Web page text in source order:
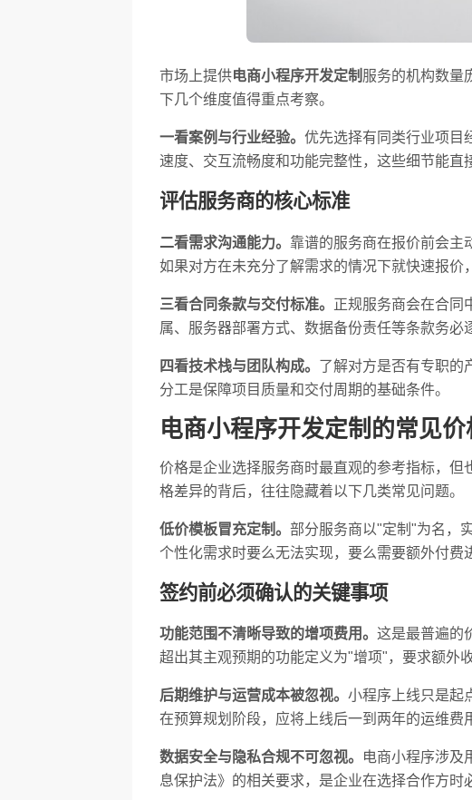
市场上提供电商小程序开发定制 服务的机构数量
下几个维度值得重点考察。
一看案例与行业经验。 优先选择有同类行业项目
速度、交互流畅度和功能完整性，这些细节能直
评估服务商的核心标准
二看需求沟通能力。 靠谱的服务商在报价前会主
如果对方在未充分了解需求的情况下就快速报价
三看合同条款与交付标准。 正规服务商会在合同
属、服务器部署方式、数据备份责任等条款务必
四看技术栈与团队构成。 了解对方是否有专职的
分工是保障项目质量和交付周期的基础条件。
电商小程序开发定制的常见
价格是企业选择服务商时最直观的参考指标，但
格差异的背后，往往隐藏着以下几类常见问题。
低价模板冒充定制。 部分服务商以"定制"为名，
个性化需求时要么无法实现，要么需要额外付费
签约前必须确认的关键事项
功能范围不清晰导致的增项费用。 这是最普遍的
超出其主观预期的功能定义为"增项"，要求额外
后期维护与运营成本被忽视。 小程序上线只是起
在预算规划阶段，应将上线后一到两年的运维费
数据安全与隐私合规不可忽视。
电商小程序涉及
息保护法》的相关要求，是企业在选择合作方时